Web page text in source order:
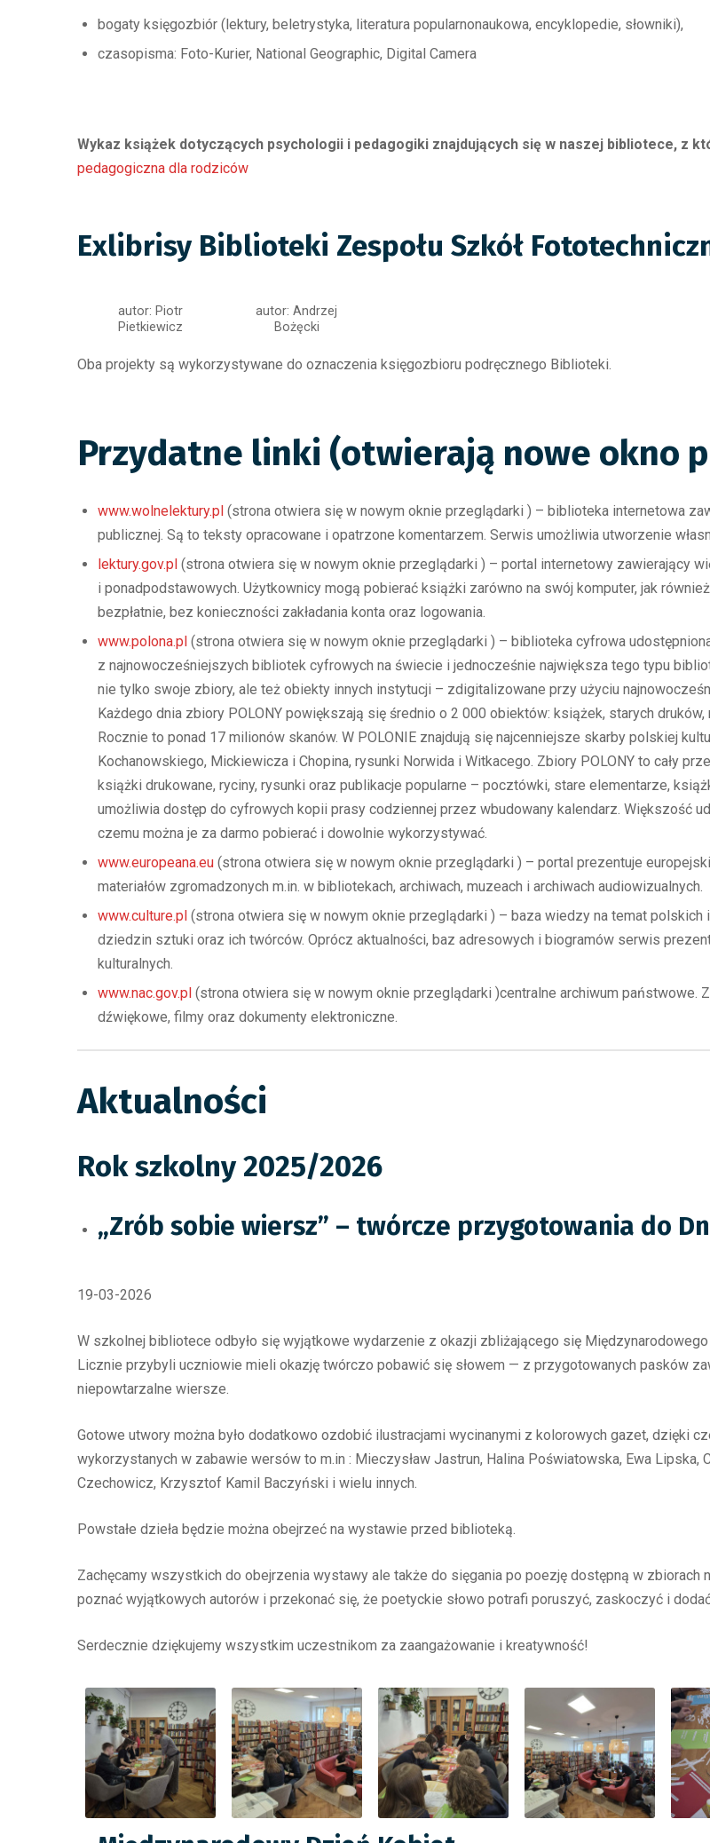
bogaty księgozbiór (lektury, beletrystyka, literatura popularnonaukowa, encyklopedie, słowniki),
czasopisma: Foto-Kurier, National Geographic, Digital Camera
Wykaz książek dotyczących psychologii i pedagogiki znajdujących się w naszej bibliotece, z
pedagogiczna dla rodziców
Exlibrisy Biblioteki Zespołu Szkół
autor: Piotr
Pietkiewicz
autor: Andrzej
Bożęcki
Oba projekty są wykorzystywane do oznaczenia księgozbioru podręcznego Biblioteki.
Przydatne linki (otwierają nowe okno
www.wolnelektury.pl (strona otwiera się w nowym oknie przeglądarki ) – biblioteka internetowa
publicznej. Są to teksty opracowane i opatrzone komentarzem. Serwis umożliwia utworzenie
lektury.gov.pl (strona otwiera się w nowym oknie przeglądarki ) – portal internetowy zawierający
i ponadpodstawowych. Użytkownicy mogą pobierać książki zarówno na swój komputer, jak
bezpłatnie, bez konieczności zakładania konta oraz logowania.
www.polona.pl (strona otwiera się w nowym oknie przeglądarki ) – biblioteka cyfrowa
z najnowocześniejszych bibliotek cyfrowych na świecie i jednocześnie największa tego typu
nie tylko swoje zbiory, ale też obiekty innych instytucji – zdigitalizowane przy użyciu
Każdego dnia zbiory POLONY powiększają się średnio o 2 000 obiektów: książek, starych
Rocznie to ponad 17 milionów skanów. W POLONIE znajdują się najcenniejsze skarby polskiej
Kochanowskiego, Mickiewicza i Chopina, rysunki Norwida i Witkacego. Zbiory POLONY to cały
książki drukowane, ryciny, rysunki oraz publikacje popularne – pocztówki, stare elementarze,
umożliwia dostęp do cyfrowych kopii prasy codziennej przez wbudowany kalendarz. Większość
czemu można je za darmo pobierać i dowolnie wykorzystywać.
www.europeana.eu (strona otwiera się w nowym oknie przeglądarki ) – portal prezentuje
materiałów zgromadzonych m.in. w bibliotekach, archiwach, muzeach i archiwach audiowizualnych.
www.culture.pl (strona otwiera się w nowym oknie przeglądarki ) – baza wiedzy na temat polskich
dziedzin sztuki oraz ich twórców. Oprócz aktualności, baz adresowych i biogramów serwis
kulturalnych.
www.nac.gov.pl (strona otwiera się w nowym oknie przeglądarki )centralne archiwum państwowe.
dźwiękowe, filmy oraz dokumenty elektroniczne.
Aktualności
Rok szkolny 2025/2026
„Zrób sobie wiersz” – twórcze przygotowania do
19-03-2026
W szkolnej bibliotece odbyło się wyjątkowe wydarzenie z okazji zbliżającego się
Licznie przybyli uczniowie mieli okazję twórczo pobawić się słowem — z przygotowanych pasków
niepowtarzalne wiersze.
Gotowe utwory można było dodatkowo ozdobić ilustracjami wycinanymi z kolorowych gazet, dzięki
wykorzystanych w zabawie wersów to m.in : Mieczysław Jastrun, Halina Poświatowska, Ewa Lipska,
Czechowicz, Krzysztof Kamil Baczyński i wielu innych.
Powstałe dzieła będzie można obejrzeć na wystawie przed biblioteką.
Zachęcamy wszystkich do obejrzenia wystawy ale także do sięgania po poezję dostępną w zbiorach
poznać wyjątkowych autorów i przekonać się, że poetyckie słowo potrafi poruszyć, zaskoczyć i
Serdecznie dziękujemy wszystkim uczestnikom za zaangażowanie i kreatywność!